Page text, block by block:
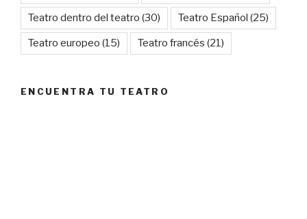
Teatro dentro del teatro (30) Teatro Español (25)
Teatro europeo (15) Teatro francés (21)
ENCUENTRA TU TEATRO